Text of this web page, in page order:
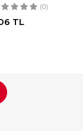
(0)
TL